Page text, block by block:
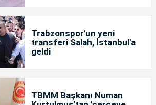
Trabzonspor'un yeni
transferi Salah, İstanbul'a
geldi
TBMM Başkanı Numan